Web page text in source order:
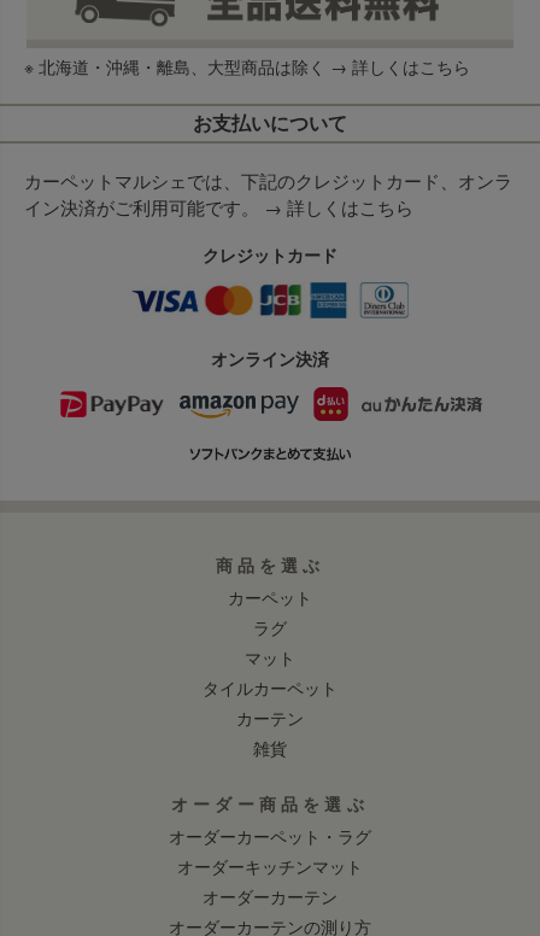
※ 北海道・沖縄・離島、大型商品は除く → 詳しくはこちら
お支払いについて
カーペットマルシェでは、下記のクレジットカード、オンラ
イン決済がご利用可能です。 → 詳しくはこちら
クレジットカード
オンライン決済
商品を選ぶ
カーペット
ラグ
マット
タイルカーペット
カーテン
雑貨
オーダー商品を選ぶ
オーダーカーペット・ラグ
オーダーキッチンマット
オーダーカーテン
オーダーカーテンの測り方